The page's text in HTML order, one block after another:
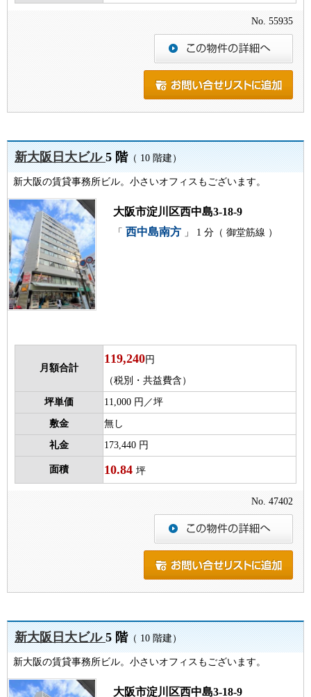
No. 55935
新大阪日大ビル5 階（ 10 階建）
新大阪の賃貸事務所ビル。小さいオフィスもございます。
大阪市淀川区西中島3-18-9
「 西中島南方 」 1 分（ 御堂筋線 ）
月額合計
119,240円
（税別・共益費含）
坪単価 11,000 円／坪
敷金 無し
礼金 173,440 円
面積 10.84 坪
No. 47402
新大阪日大ビル5 階（ 10 階建）
新大阪の賃貸事務所ビル。小さいオフィスもございます。
大阪市淀川区西中島3-18-9